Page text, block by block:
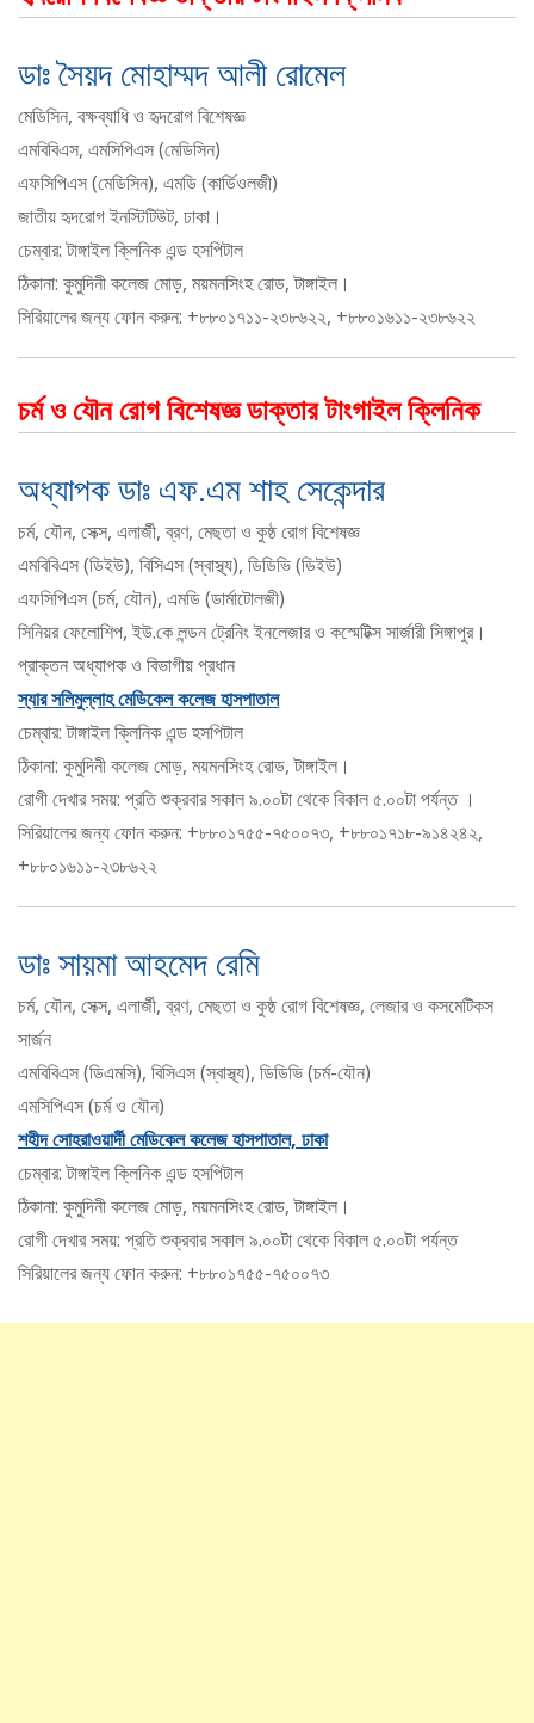
ডাঃ সৈয়দ মোহাম্মদ আলী রোমেল
মেডিসিন, বক্ষব্যাধি ও হৃদরোগ বিশেষজ্ঞ
এমবিবিএস, এমসিপিএস (মেডিসিন)
এফসিপিএস (মেডিসিন), এমডি (কার্ডিওলজী)
জাতীয় হৃদরোগ ইনস্টিটিউট, ঢাকা।
চেম্বার: টাঙ্গাইল ক্লিনিক এন্ড হসপিটাল
ঠিকানা: কুমুদিনী কলেজ মোড়, ময়মনসিংহ রোড, টাঙ্গাইল।
সিরিয়ালের জন্য ফোন করুন: +৮৮০১৭১১-২৩৮৬২২, +৮৮০১৬১১-২৩৮৬২২
চর্ম ও যৌন রোগ বিশেষজ্ঞ ডাক্তার টাংগাইল ক্লিনিক
অধ্যাপক ডাঃ এফ.এম শাহ সেকেন্দার
চর্ম, যৌন, সেক্স, এলার্জী, ব্রণ, মেছতা ও কুষ্ঠ রোগ বিশেষজ্ঞ
এমবিবিএস (ডিইউ), বিসিএস (স্বাস্থ্য), ডিডিভি (ডিইউ)
এফসিপিএস (চর্ম, যৌন), এমডি (ডার্মাটোলজী)
সিনিয়র ফেলোশিপ, ইউ.কে লন্ডন ট্রেনিং ইনলেজার ও কস্মেটিক্স সার্জারী সিঙ্গাপুর।
প্রাক্তন অধ্যাপক ও বিভাগীয় প্রধান
স্যার সলিমুল্লাহ মেডিকেল কলেজ হাসপাতাল
চেম্বার: টাঙ্গাইল ক্লিনিক এন্ড হসপিটাল
ঠিকানা: কুমুদিনী কলেজ মোড়, ময়মনসিংহ রোড, টাঙ্গাইল।
রোগী দেখার সময়: প্রতি শুক্রবার সকাল ৯.০০টা থেকে বিকাল ৫.০০টা পর্যন্ত ।
সিরিয়ালের জন্য ফোন করুন: +৮৮০১৭৫৫-৭৫০০৭৩, +৮৮০১৭১৮-৯১৪২৪২,
+৮৮০১৬১১-২৩৮৬২২
ডাঃ সায়মা আহমেদ রেমি
চর্ম, যৌন, সেক্স, এলার্জী, ব্রণ, মেছতা ও কুষ্ঠ রোগ বিশেষজ্ঞ, লেজার ও কসমেটিকস
সার্জন
এমবিবিএস (ডিএমসি), বিসিএস (স্বাস্থ্য), ডিডিভি (চর্ম-যৌন)
এমসিপিএস (চর্ম ও যৌন)
শহীদ সোহরাওয়ার্দী মেডিকেল কলেজ হাসপাতাল, ঢাকা
চেম্বার: টাঙ্গাইল ক্লিনিক এন্ড হসপিটাল
ঠিকানা: কুমুদিনী কলেজ মোড়, ময়মনসিংহ রোড, টাঙ্গাইল।
রোগী দেখার সময়: প্রতি শুক্রবার সকাল ৯.০০টা থেকে বিকাল ৫.০০টা পর্যন্ত
সিরিয়ালের জন্য ফোন করুন: +৮৮০১৭৫৫-৭৫০০৭৩